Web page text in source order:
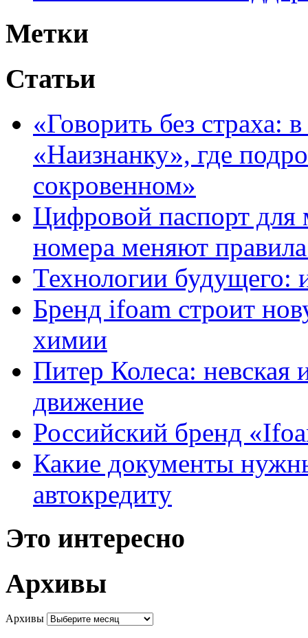
Метки
Статьи
«Говорить без страха:
«Наизнанку», где
сокровенном»
Цифровой паспорт для
номера меняют
Технологии будущего:
Бренд ifoam строит
химии
Питер Колеса: невская
движение
Российский бренд
Какие документы
автокредиту
Это интересно
Архивы
Архивы